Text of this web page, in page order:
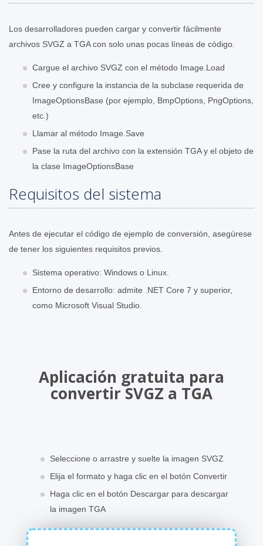
Los desarrolladores pueden cargar y convertir fácilmente
archivos SVGZ a TGA con solo unas pocas líneas de código.
Cargue el archivo SVGZ con el método Image.Load
Cree y configure la instancia de la subclase requerida de
ImageOptionsBase (por ejemplo, BmpOptions, PngOptions,
etc.)
Llamar al método Image.Save
Pase la ruta del archivo con la extensión TGA y el objeto de
la clase ImageOptionsBase
Requisitos del sistema
Antes de ejecutar el código de ejemplo de conversión, asegúrese
de tener los siguientes requisitos previos.
Sistema operativo: Windows o Linux.
Entorno de desarrollo: admite .NET Core 7 y superior,
como Microsoft Visual Studio.
Aplicación gratuita para
convertir SVGZ a TGA
Seleccione o arrastre y suelte la imagen SVGZ
Elija el formato y haga clic en el botón Convertir
Haga clic en el botón Descargar para descargar
la imagen TGA